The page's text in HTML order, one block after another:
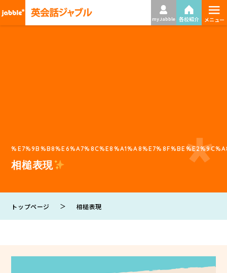
my Jabble 各校紹介 ≡
メニュー
相槌表現
トップページ ＞ 相槌表現